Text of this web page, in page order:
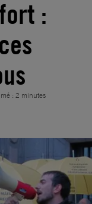
:
: 2 minutes